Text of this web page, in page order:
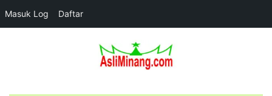
Masuk Log Daftar